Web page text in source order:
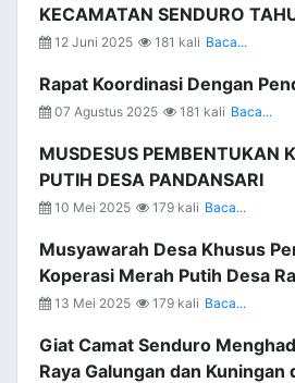
KECAMATAN SENDURO
12 Juni 2025 181 kali Baca...
Rapat Koordinasi Dengan
07 Agustus 2025 181 kali Baca...
MUSDESUS PEMBENTUKAN
PUTIH DESA PANDANSARI
10 Mei 2025 179 kali Baca...
Musyawarah Desa Khusus
Koperasi Merah Putih Desa
13 Mei 2025 179 kali Baca...
Giat Camat Senduro
Raya Galungan dan Kuningan